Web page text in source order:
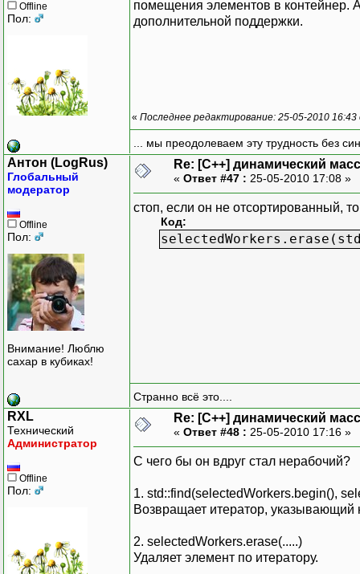
Offline
Пол:
помещения элементов в контейнер.
дополнительной поддержки.
« Последнее редактирование: 25-05-2010
... мы преодолеваем эту трудность без
Антон (LogRus)
Глобальный
модератор
Offline
Пол:
Внимание! Люблю
сахар в кубиках!
Re: [C++] динамический
« Ответ #47 : 25-05-2010 17:08 »
стоп, если он не отсортированный,
Код:
Странно всё это....
RXL
Технический
Администратор
Offline
Пол:
Re: [C++] динамический
« Ответ #48 : 25-05-2010 17:16 »
С чего бы он вдруг стал нерабочий?
1. std::find(selectedWorkers.begin(),
Возвращает итератор, указывающий
2. selectedWorkers.erase(.....)
Удаляет элемент по итератору.